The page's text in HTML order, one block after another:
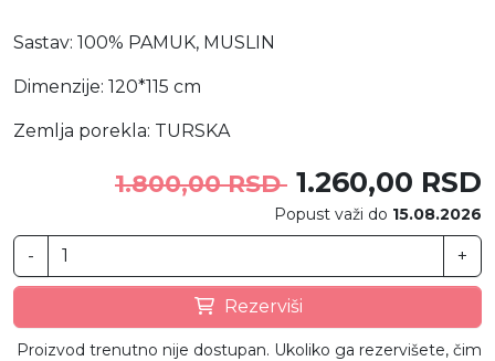
Sastav: 100% PAMUK, MUSLIN
Dimenzije: 120*115 cm
Zemlja porekla: TURSKA
1.800,00 RSD 1.260,00 RSD
Popust važi do 15.08.2026
- +
Rezerviši
Proizvod trenutno nije dostupan. Ukoliko ga rezervišete, čim